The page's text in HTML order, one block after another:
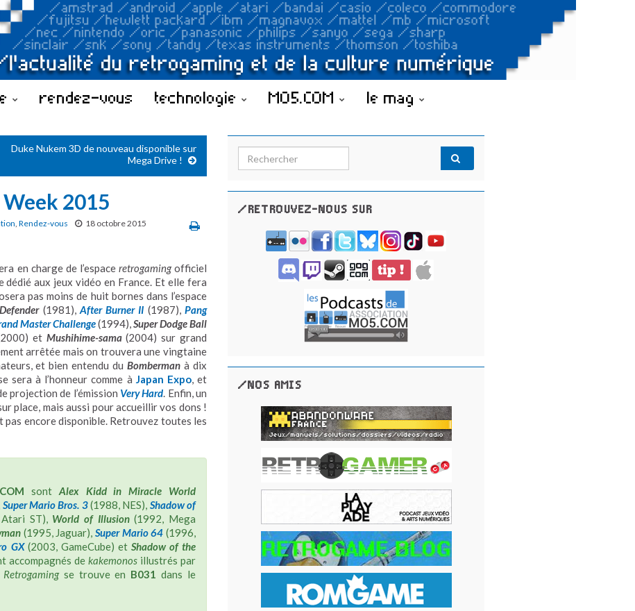
rendez-vous technologie MO5.COM le mag
Duke Nukem 3D de nouveau disponible sur
Mega Drive !
2015
, Rendez-vous 18 octobre 2015
en charge de l’espace retrogamingofficiel
dédié aux jeux vidéo en France. Et elle fera
pas moins de huit bornes dans l’espace
Defender(1981), After Burner II (1987),Pang
Master Challenge(1994),Super Dodge Ball
et Mushihime-sama(2004) sur grand
arrêtée mais on trouvera une vingtaine
et bien entendu duBomberman à dix
sera à l’honneur comme à Japan Expo, et
projection de l’émission Very Hard. Enfin, un
place, mais aussi pour accueillir vos dons !
pas encore disponible. Retrouvez toutes les
sont Alex Kidd in Miracle World
Super Mario Bros. 3(1988, NES), Shadow of
ST), World of Illusion(1992, Mega
(1995, Jaguar),Super Mario 64 (1996,
GX(2003, GameCube) et Shadow of the
accompagnés de kakemonosillustrés par
Retrogamingse trouve en B031 dans le
Search for:
/RETROUVEZ-NOUS SUR
/NOS AMIS